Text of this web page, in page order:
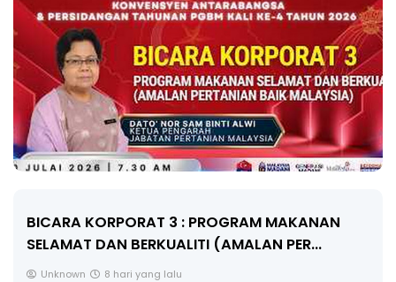
BICARA KORPORAT 3 : PROGRAM MAKANAN
SELAMAT DAN BERKUALITI (AMALAN PER...
Unknown 8 hari yang lalu